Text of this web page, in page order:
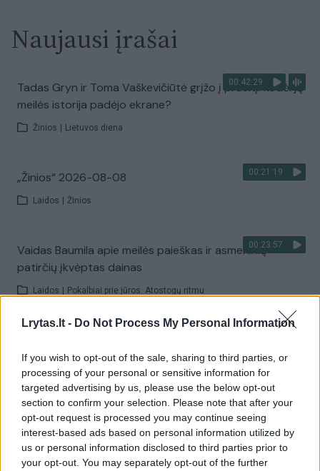
Lrytas.lt - Do Not Process My Personal Information
If you wish to opt-out of the sale, sharing to third parties, or
processing of your personal or sensitive information for
targeted advertising by us, please use the below opt-out
section to confirm your selection. Please note that after your
opt-out request is processed you may continue seeing
interest-based ads based on personal information utilized by
us or personal information disclosed to third parties prior to
your opt-out. You may separately opt-out of the further
Naujausi įrašai
00:42:29
Tadas Gryn ir Toma Vaškevičiūtė grįžo į praeitį: kodėl jų
meilės istorija padėjo ekrane?
Žinios Lietuvos diena
00:21:19
„Žinios“ 2026-08-08
Laidos Žinios
00:23:57
Vaidas Baumila apie meilės paieškas ir asmeninių
patirčių įkvėptas dainas
Laidos Pokalbiai prie jūros. Atostogų ritmu
pastebėti virš karinės bazės
Pasaulis
Visi įrašai